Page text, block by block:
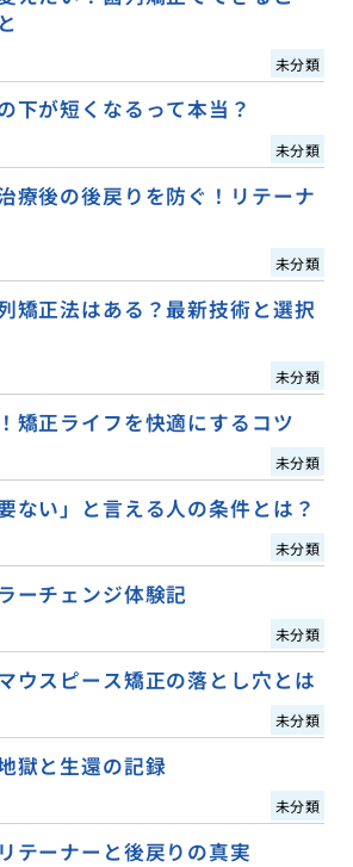
未分類
下が短くなるって本当？
未分類
療後の後戻りを防ぐ！リテーナ
未分類
矯正法はある？最新技術と選択
未分類
矯正ライフを快適にするコツ
未分類
ない」と言える人の条件とは？
未分類
ーチェンジ体験記
未分類
ウスピース矯正の落とし穴とは
未分類
獄と生還の記録
未分類
テーナーと後戻りの真実